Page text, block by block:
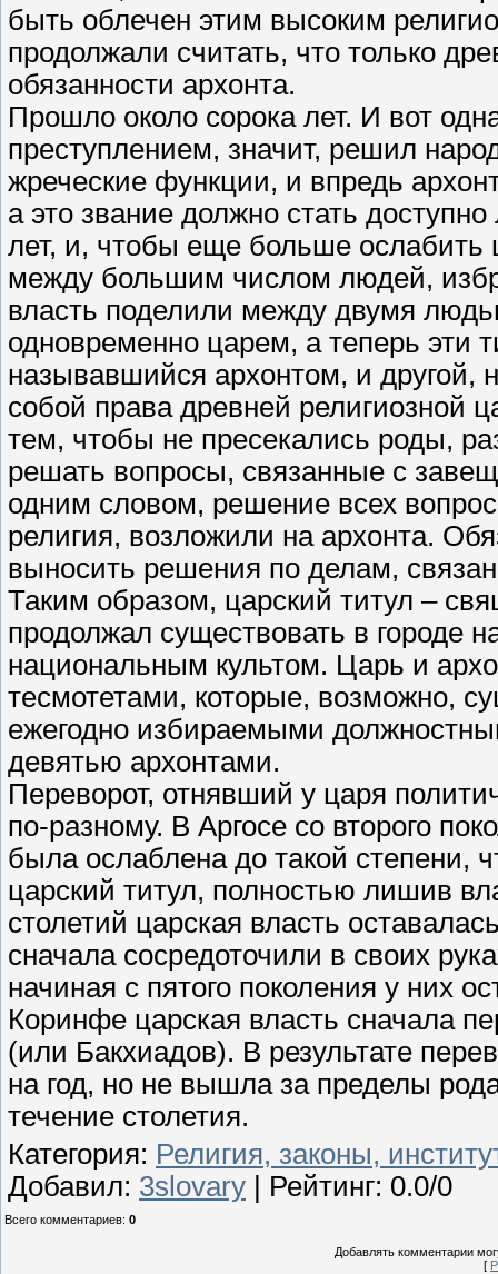
быть облечен этим высоким
продолжали считать, что только
обязанности архонта.
Прошло около сорока лет. И вот
преступлением, значит, решил
жреческие функции, и впредь
а это звание должно стать
лет, и, чтобы еще больше ослабить
между большим числом людей,
власть поделили между двумя
одновременно царем, а теперь эти
называвшийся архонтом, и
собой права древней религиозной
тем, чтобы не пресекались роды,
решать вопросы, связанные с
одним словом, решение всех
религия, возложили на архонта.
выносить решения по делам,
Таким образом, царский титул –
продолжал существовать в городе
национальным культом. Царь и
тесмотетами, которые, возможно,
ежегодно избираемыми
девятью архонтами.
Переворот, отнявший у царя
по-разному. В Аргосе со второго
была ослаблена до такой степени,
царский титул, полностью лишив
столетий царская власть
сначала сосредоточили в своих
начиная с пятого поколения у них
Коринфе царская власть сначала
(или Бакхиадов). В результате
на год, но не вышла за пределы
течение столетия.
Категория: Религия, законы,
Добавил: 3slovary Рейтинг: 0.0/0
Всего комментариев: 0
Добавлять комментарии
[